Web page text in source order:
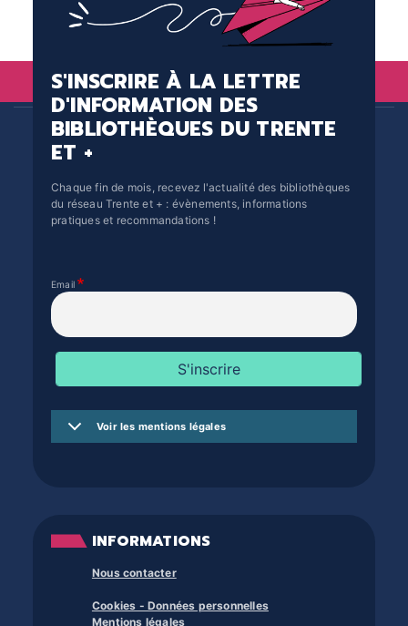
S'INSCRIRE À LA LETTRE
D'INFORMATION DES
BIBLIOTHÈQUES DU TRENTE
ET +
Chaque fin de mois, recevez l'actualité des bibliothèques
du réseau Trente et + : évènements, informations
pratiques et recommandations !
Email
Voir les mentions légales
INFORMATIONS
Nous contacter
Cookies - Données personnelles
Mentions légales